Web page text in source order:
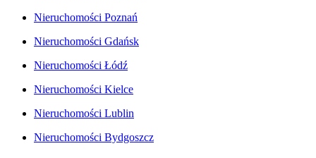
Nieruchomości Poznań
Nieruchomości Gdańsk
Nieruchomości Łódź
Nieruchomości Kielce
Nieruchomości Lublin
Nieruchomości Bydgoszcz